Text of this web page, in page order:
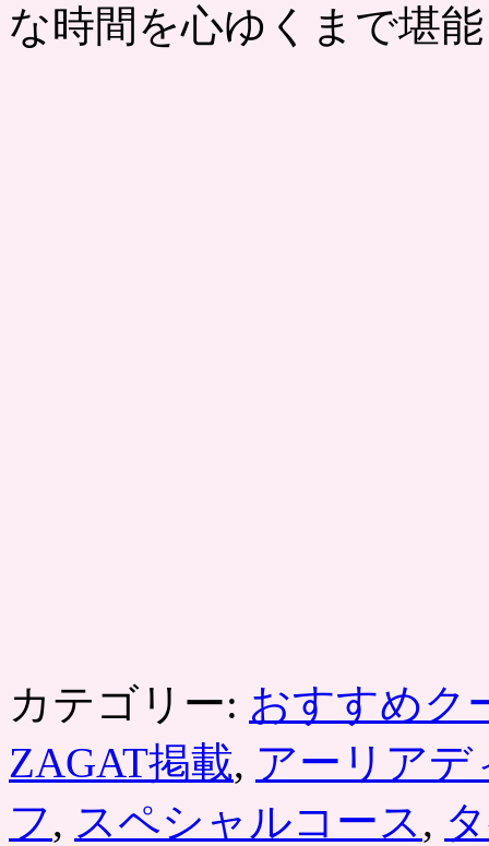
な時間を心ゆくまで堪
カテゴリー: おすすめク
ZAGAT掲載, アーリアデ
フ, スペシャルコース,